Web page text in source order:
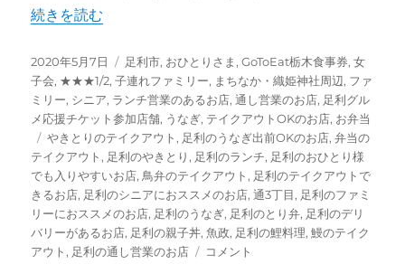
“【足利】創業明治44年 老舗うなぎ店 ”魚政” 出前・テ
続きを読む
投
稿
日:
2020年5月7日
カ
テ
ゴ
リ
ー
足利市, おひとりさま ,GoToEat栃木食事券,女
子会, ★★★1/2,子連れファミリー, まちなか・織姫神社周辺, ファ
ミリー, シニア, ランチ営業のあるお店,通し営業のお店, 足利グル
メ応援チケット参加店舗, うなぎ, テイクアウトOKのお店, お弁当
タ
グ
やきとりのテイクアウト , 足利のうなぎ出前OKのお店,弁当の
テイクアウト , 足利のやきとり , 足利のランチ, 足利のおひとり様
でも入りやすいお店, 鳥弁のテイクアウト , 足利のテイクアウトで
きるお店, 足利のシニアにおススメのお店,通3丁目, 足利のファミ
リーにおススメのお店, 足利のうなぎ, 足利のとり弁, 足利のデリ
バリーがあるお店, 足利の親子丼,魚政, 足利の鯉料理,鰻のテイク
アウト , 足利の通し営業のお店
【足
コメント